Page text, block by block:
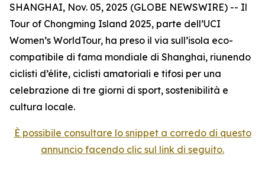
SHANGHAI, Nov. 05, 2025 (GLOBE NEWSWIRE) -- Il
Tour of Chongming Island 2025, parte dell’UCI
Women’s WorldTour, ha preso il via sull’isola eco-
compatibile di fama mondiale di Shanghai, riunendo
ciclisti d’élite, ciclisti amatoriali e tifosi per una
celebrazione di tre giorni di sport, sostenibilità e
cultura locale.
È possibile consultare lo snippet a corredo di questo
annuncio facendo clic sul link di seguito.